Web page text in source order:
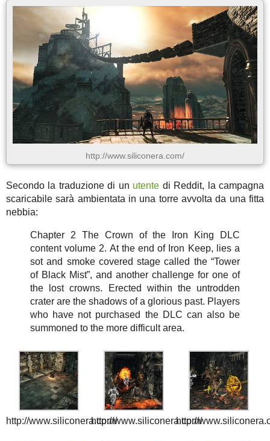
http://www.siliconera.com/
Secondo la traduzione di un utente di Reddit, la campagna
scaricabile sarà ambientata in una torre avvolta da una fitta
nebbia:
Chapter 2 The Crown of the Iron King DLC
content volume 2. At the end of Iron Keep, lies a
sot and smoke covered stage called the “Tower
of Black Mist”, and another challenge for one of
the lost crowns. Erected within the untrodden
crater are the shadows of a glorious past. Players
who have not purchased the DLC can also be
summoned to the more difficult area.
http://www.siliconera.com/http://www.siliconera.com/
http://